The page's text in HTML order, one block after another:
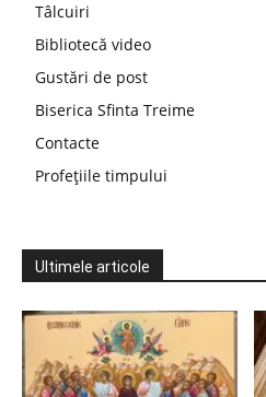
Tâlcuiri
Bibliotecă video
Gustări de post
Biserica Sfinta Treime
Contacte
Profețiile timpului
Ultimele articole